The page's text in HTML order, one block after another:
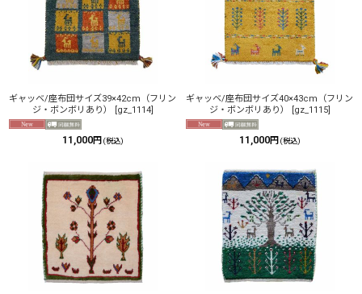
ギャッベ/座布団サイズ39×42cm（フリン
ジ・ボンボリあり）
[gz_1114]
11,000円 (税込)
ギャッベ/座布団サイズ40×43cm（フリン
ジ・ボンボリあり）
[gz_1115]
11,000円 (税込)